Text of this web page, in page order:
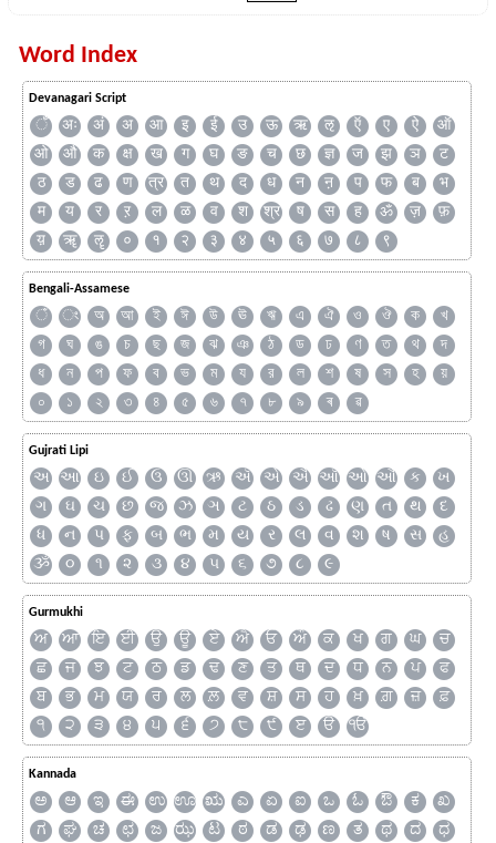
Word Index
Devanagari Script
ँ अः अं अ आ इ ई उ ऊ ऋ ऌ ऍ ए ऐ
ऑ
ओ
औ क क्ष ख ग घ ङ च छ ज्ञ ज झ ञ
ट
ठ
ड ढ ण त्र त थ द ध न ऩ प फ ब
भ
म
य र ऱ ल ळ व श श्र ष स ह ॐ ज़
फ़
य़
ॠ ॡ ० १ २ ३ ४ ५ ६ ७ ८ ९
Bengali-Assamese
ঁ ং অ আ ই ঈ উ ঊ ঋ এ ঐ ও ঔ ক
খ
গ
ঘ ঙ চ ছ জ ঝ ঞ ঠ ড ঢ ণ ত থ
দ
ধ
ন প ফ ব ভ ম য র ল শ ষ স হ
য়
০
১ ২ ৩ ৪ ৫ ৬ ৭ ৮ ৯ ৰ ৱ
Gujrati Lipi
અ આ ઇ ઈ ઉ ઊ ઋ ઍ એ ઐ ઑ ઓ ઔ ક
ખ
ગ
ઘ ચ છ જ ઝ ઞ ટ ઠ ડ ઢ ણ ત થ
દ
ધ
ન પ ફ બ ભ મ ય ર લ વ શ ષ સ
હ
ૐ
૦ ૧ ૨ ૩ ૪ ૫ ૬ ૭ ૮ ૯
Gurmukhi
ਅ ਆ ਇ ਈ ਉ ਊ ਏ ਐ ਓ ਔ ਕ ਖ ਗ ਘ
ਚ
ਛ
ਜ ਝ ਟ ਠ ਡ ਢ ਣ ਤ ਥ ਦ ਧ ਨ ਪ
ਫ
ਬ
ਭ ਮ ਯ ਰ ਲ ਲ਼ ਵ ਸ਼ ਸ ਹ ਖ਼ ਗ਼ ਜ਼
ਫ਼
੧
੨ ੩ ੪ ੫ ੬ ੭ ੮ ੯ ੲ ੳ ੴ
Kannada
ಅ ಆ ಇ ಈ ಉ ಊ ಋ ಎ ಏ ಐ ಒ ಓ ಔ ಕ
ಖ
ಗ
ಘ ಚ ಛ ಜ ಝ ಟ ಠ ಡ ಢ ಣ ತ ಥ ದ
ಧ